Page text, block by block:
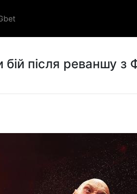
після реваншу з